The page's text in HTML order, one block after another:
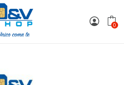
0
Da Attivare